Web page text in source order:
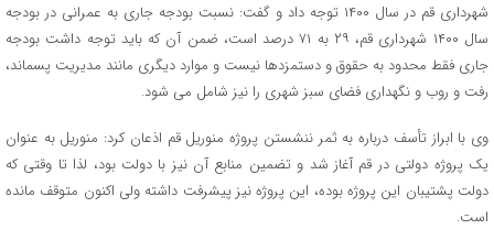
شهرداری قم در سال ۱۴۰۰ توجه داد و گفت: نسبت بودجه جاری به عمرانی در بودجه
سال ۱۴۰۰ شهرداری قم، ۲۹ به ۷۱ درصد است، ضمن آن که باید توجه داشت بودجه
جاری فقط محدود به حقوق و دستمزدها نیست و موارد دیگری مانند مدیریت پسماند،
رفت و روب و نگهداری فضای سبز شهری را نیز شامل می شود.
وی با ابراز تأسف درباره به ثمر ننشستن پروژه منوریل قم اذعان کرد: منوریل به عنوان
یک پروژه دولتی در قم آغاز شد و تضمین منابع آن نیز با دولت بود، لذا تا وقتی که
دولت پشتیبان این پروژه بوده، این پروژه نیز پیشرفت داشته ولی اکنون متوقف مانده
است.